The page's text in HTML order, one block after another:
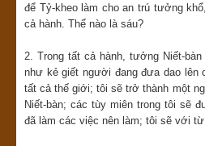
để Tỷ-kheo làm cho an trú tưởng
cả hành. Thế nào là sáu?
2. Trong tất cả hành, tưởng Niết-
như kẻ giết người đang đưa dao lên
tất cả thế giới; tôi sẽ trở thành một
Niết-bàn; các tùy miên trong tôi sẽ
đã làm các việc nên làm; tôi sẽ với